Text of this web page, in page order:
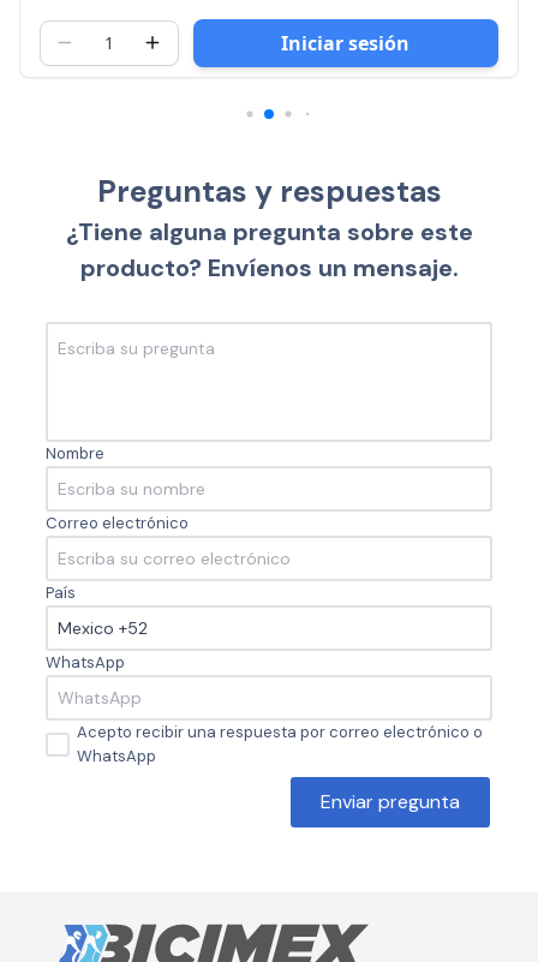
Iniciar sesión
Preguntas y respuestas
¿Tiene alguna pregunta sobre este
producto? Envíenos un mensaje.
Nombre
Correo electrónico
País
WhatsApp
Acepto recibir una respuesta por correo electrónico o
WhatsApp
Enviar pregunta